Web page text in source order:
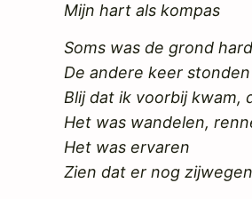
Mijn hart als kompas
Soms was de grond
De andere keer
Blij dat ik voorbij kwam,
Het was wandelen,
Het was ervaren
Zien dat er nog